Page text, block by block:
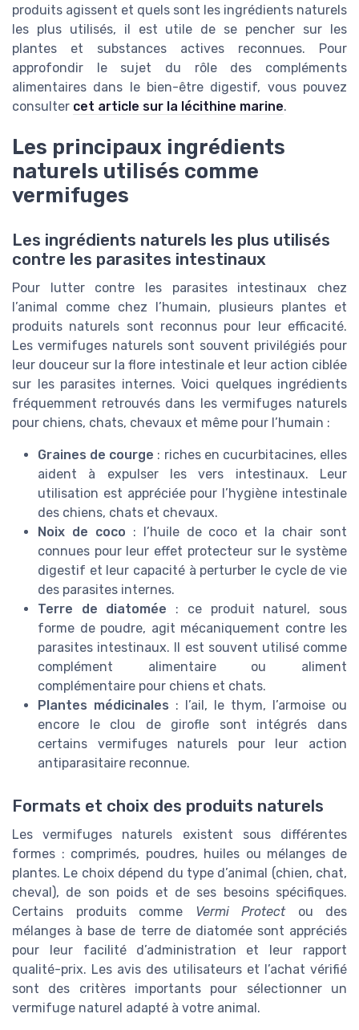
produits agissent et quels sont les ingrédients naturels
les plus utilisés, il est utile de se pencher sur les
plantes et substances actives reconnues. Pour
approfondir le sujet du rôle des compléments
alimentaires dans le bien-être digestif, vous pouvez
consulter cet article sur la lécithine marine.
Les principaux ingrédients
naturels utilisés comme
vermifuges
Les ingrédients naturels les plus utilisés
contre les parasites intestinaux
Pour lutter contre les parasites intestinaux chez
l’animal comme chez l’humain, plusieurs plantes et
produits naturels sont reconnus pour leur efficacité.
Les vermifuges naturels sont souvent privilégiés pour
leur douceur sur la flore intestinale et leur action ciblée
sur les parasites internes. Voici quelques ingrédients
fréquemment retrouvés dans les vermifuges naturels
pour chiens, chats, chevaux et même pour l’humain :
Graines de courge : riches en cucurbitacines, elles
aident à expulser les vers intestinaux. Leur
utilisation est appréciée pour l’hygiène intestinale
des chiens, chats et chevaux.
Noix de coco : l’huile de coco et la chair sont
connues pour leur effet protecteur sur le système
digestif et leur capacité à perturber le cycle de vie
des parasites internes.
Terre de diatomée : ce produit naturel, sous
forme de poudre, agit mécaniquement contre les
parasites intestinaux. Il est souvent utilisé comme
complément alimentaire ou aliment
complémentaire pour chiens et chats.
Plantes médicinales : l’ail, le thym, l’armoise ou
encore le clou de girofle sont intégrés dans
certains vermifuges naturels pour leur action
antiparasitaire reconnue.
Formats et choix des produits naturels
Les vermifuges naturels existent sous différentes
formes : comprimés, poudres, huiles ou mélanges de
plantes. Le choix dépend du type d’animal (chien, chat,
cheval), de son poids et de ses besoins spécifiques.
Certains produits comme Vermi Protectou des
mélanges à base de terre de diatomée sont appréciés
pour leur facilité d’administration et leur rapport
qualité-prix. Les avis des utilisateurs et l’achat vérifié
sont des critères importants pour sélectionner un
vermifuge naturel adapté à votre animal.